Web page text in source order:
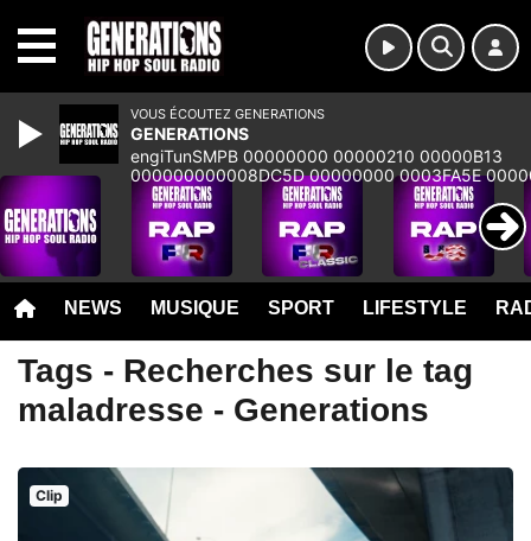
NEWS MUSIQUE SPORT LIFESTYLE
Tags - Recherches sur le tag
maladresse - Generations
Clip
VOUS ÉCOUTEZ GENERATIONS
GENERATIONS
engiTunSMPB 00000000 00000210 00000B13
000000000008DC5D 00000000 0003FA5E
00000000 00000000 00000000 00000000